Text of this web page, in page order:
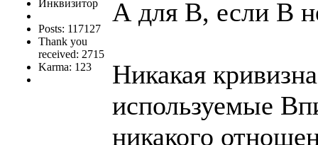
Инквизитор
Posts: 117127
Thank you
received: 2715
Karma: 123
А для B, если В
Никакая
используемые
никакого